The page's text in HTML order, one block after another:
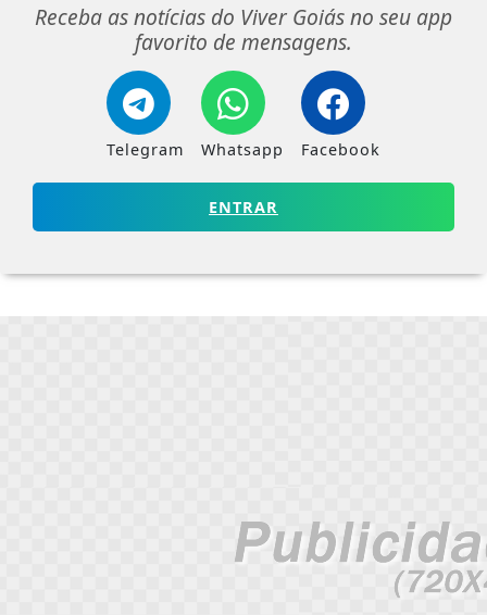
Receba as notícias do Viver Goiás no seu app
favorito de mensagens.
Telegram Whatsapp Facebook
ENTRAR